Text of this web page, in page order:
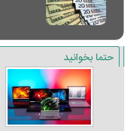
حتما بخوانید